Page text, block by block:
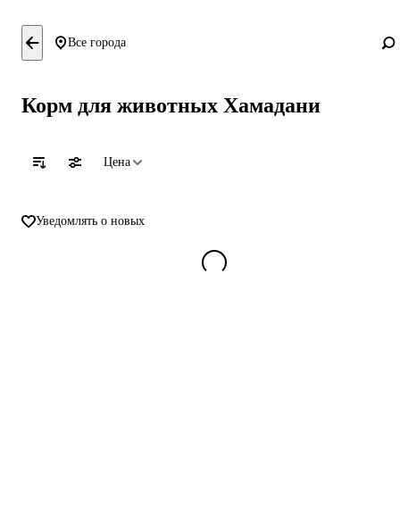
Все города
Корм для животных Хамадани
Цена
Уведомлять о новых